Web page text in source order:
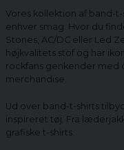
Vores kollektion af band-
enhver smag. Hvor du
Stones, AC/DC eller Led
højkvalitets stof og har
rockfans genkender med
merchandise.
Ud over band-t-shirts
inspireret tøj. Fra
grafiske t-shirts.